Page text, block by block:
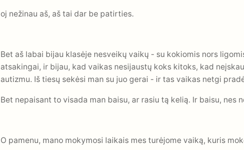
oj nežinau aš, aš tai dar be patirties.
Bet aš labai bijau klasėje nesveikų vaikų - su kokiomis nors
atsakingai, ir bijau, kad vaikas nesijaustų koks kitoks, kad
autizmu. Iš tiesų sekėsi man su juo gerai - ir tas vaikas netgi
Bet nepaisant to visada man baisu, ar rasiu tą kelią. Ir baisu, nes
O pamenu, mano mokymosi laikais mes turėjome vaiką, kuris